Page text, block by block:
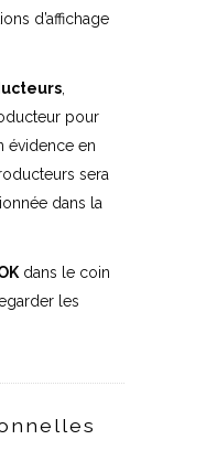
d’affichage
,
pour
évidence en
sera
dans la
dans le coin
les